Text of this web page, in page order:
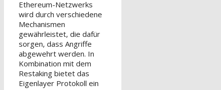
Ethereum-Netzwerks
wird durch verschiedene
Mechanismen
gewährleistet, die dafür
sorgen, dass Angriffe
abgewehrt werden. In
Kombination mit dem
Restaking bietet das
Eigenlayer Protokoll ein